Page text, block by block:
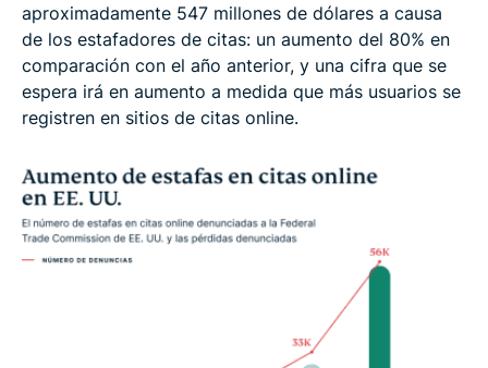
aproximadamente 547 millones de dólares a causa
de los estafadores de citas: un aumento del 80% en
comparación con el año anterior, y una cifra que se
espera irá en aumento a medida que más usuarios se
registren en sitios de citas online.